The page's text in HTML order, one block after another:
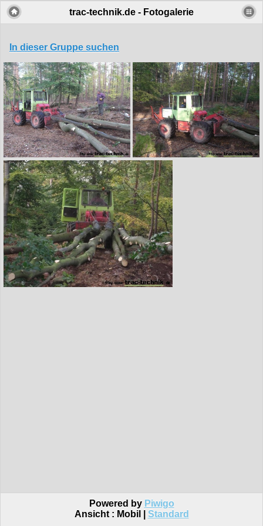
trac-technik.de - Fotogalerie
In dieser Gruppe suchen
Powered by Piwigo
Ansicht : Mobil Standard